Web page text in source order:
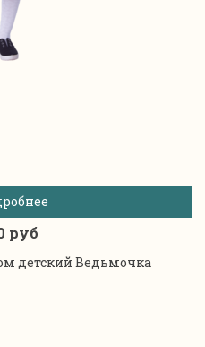
руб
детский Ведьмочка